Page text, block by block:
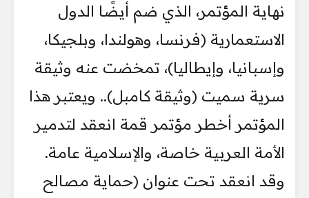
نهاية المؤتمر، الذي ضم أيضًا الدول
الاستعمارية (فرنسا، وهولندا، وبلجيكا،
وإسبانيا، وإيطاليا)، تمخضت عنه وثيقة
سرية سميت (وثيقة كامبل).. ويعتبر هذا
المؤتمر أخطر مؤتمر قمة انعقد لتدمير
الأمة العربية خاصة، والإسلامية عامة.
وقد انعقد تحت عنوان (حماية مصالح